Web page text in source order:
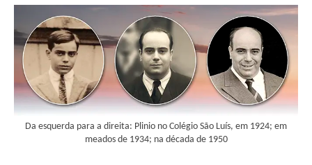
Da esquerda para a direita: Plinio no Colégio São Luís, em 1924; em
meados de 1934; na década de 1950